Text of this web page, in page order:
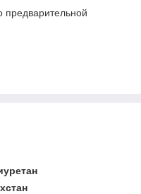
предварительной